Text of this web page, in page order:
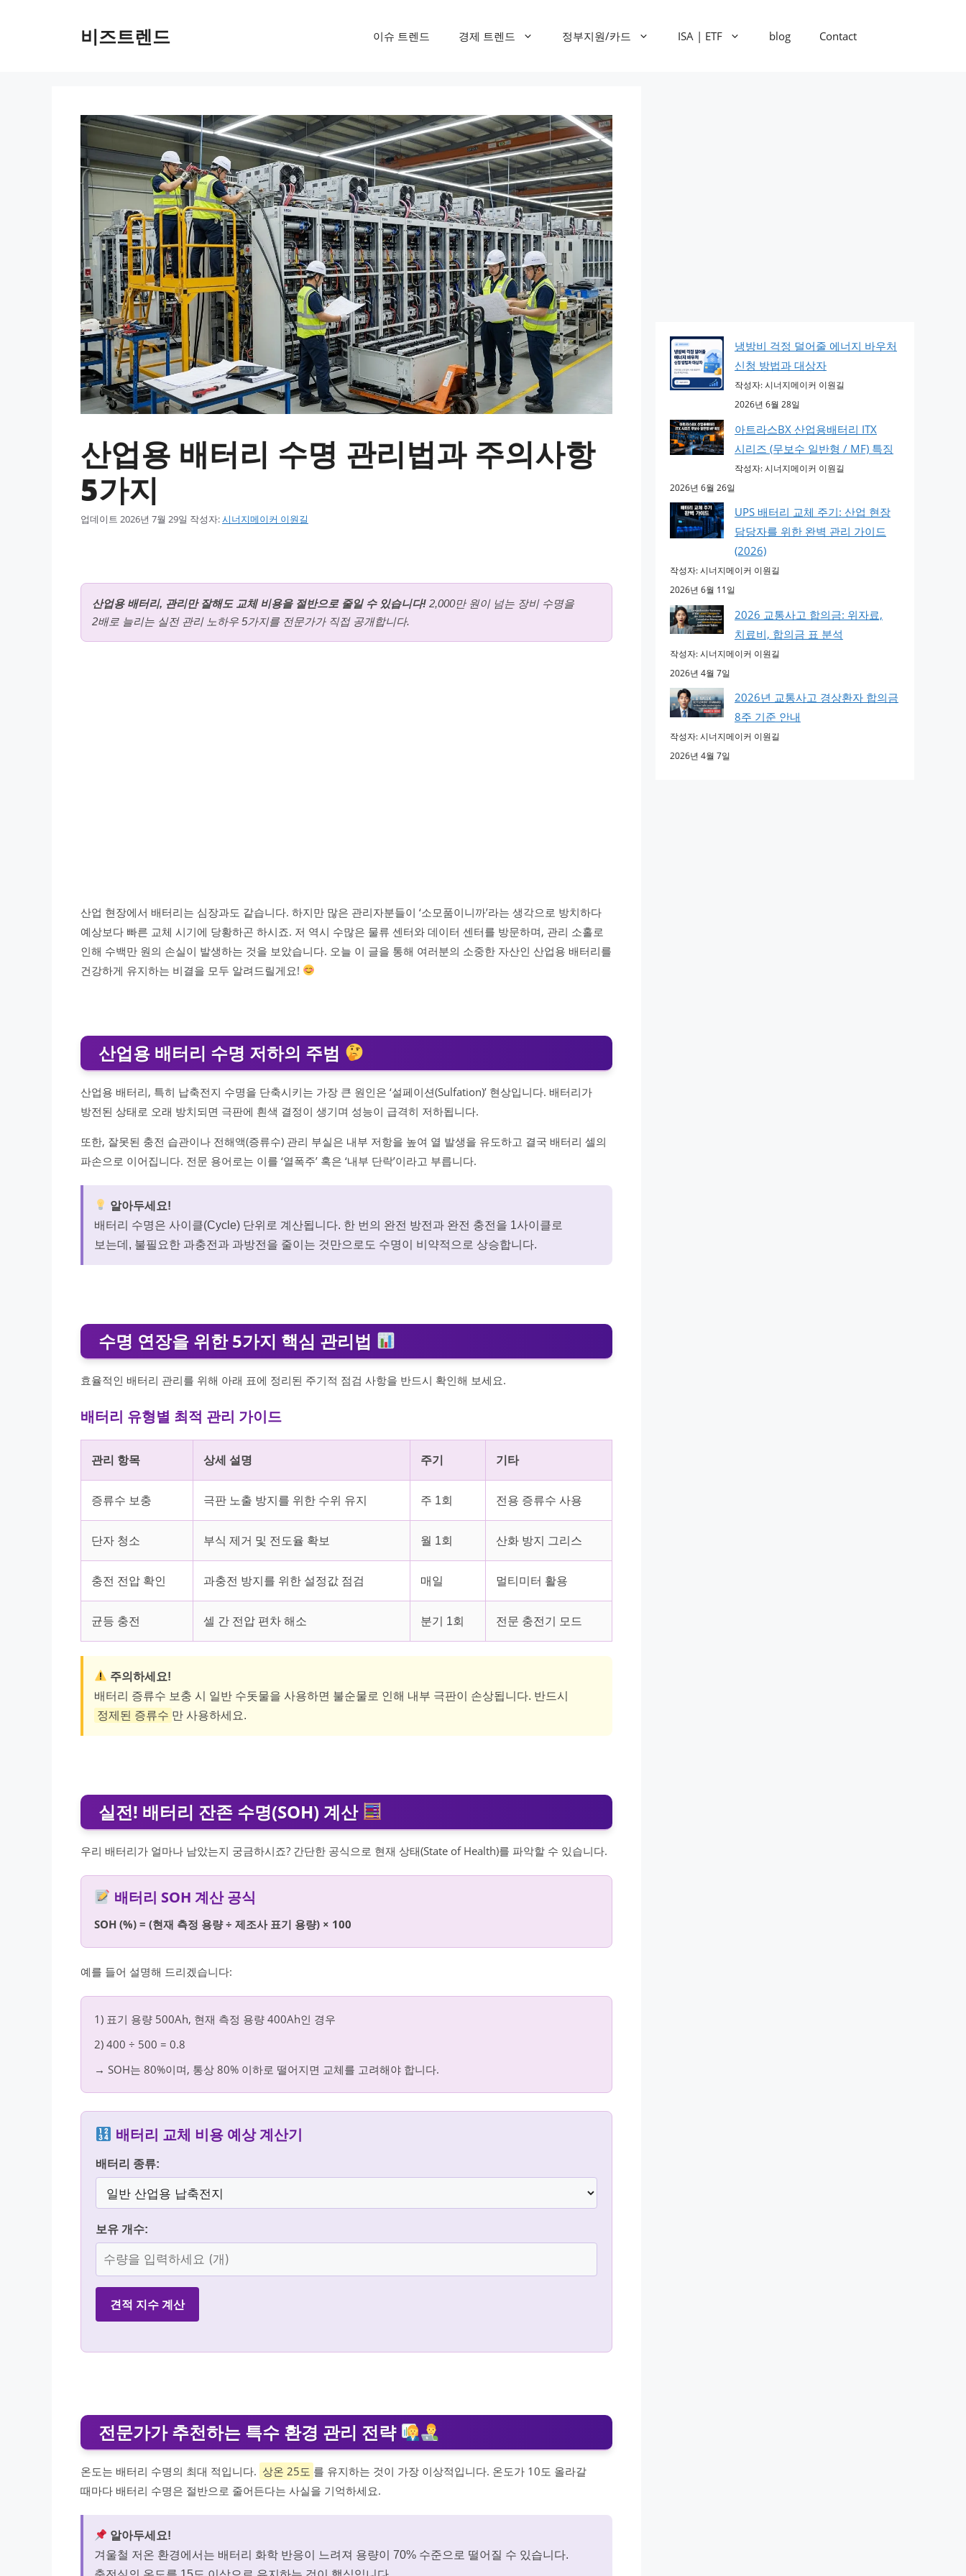
비즈트렌드 이슈 트렌드 경제 트렌드 정부지원/카드 ISA | ETF blog Contact
산업용 배터리 수명 관리법과 주의사항
5가지
업데이트 2026년 7월 29일 작성자:시너지메이커 이원길
산업용 배터리, 관리만 잘해도 교체 비용을 절반으로 줄일 수 있습니다! 2,000만 원이 넘는 장비 수명을
2배로 늘리는 실전 관리 노하우 5가지를 전문가가 직접 공개합니다.
산업 현장에서 배터리는 심장과도 같습니다. 하지만 많은 관리자분들이 ‘소모품이니까’라는 생각으로 방치하다
예상보다 빠른 교체 시기에 당황하곤 하시죠. 저 역시 수많은 물류 센터와 데이터 센터를 방문하며, 관리 소홀로
인해 수백만 원의 손실이 발생하는 것을 보았습니다. 오늘 이 글을 통해 여러분의 소중한 자산인 산업용 배터리를
건강하게 유지하는 비결을 모두 알려드릴게요!
산업용 배터리 수명 저하의 주범
산업용 배터리, 특히 납축전지 수명을 단축시키는 가장 큰 원인은 ‘설페이션(Sulfation)’ 현상입니다. 배터리가
방전된 상태로 오래 방치되면 극판에 흰색 결정이 생기며 성능이 급격히 저하됩니다.
또한, 잘못된 충전 습관이나 전해액(증류수) 관리 부실은 내부 저항을 높여 열 발생을 유도하고 결국 배터리 셀의
파손으로 이어집니다. 전문 용어로는 이를 ‘열폭주’ 혹은 ‘내부 단락’이라고 부릅니다.
알아두세요!
배터리 수명은 사이클(Cycle) 단위로 계산됩니다. 한 번의 완전 방전과 완전 충전을 1사이클로
보는데, 불필요한 과충전과 과방전을 줄이는 것만으로도 수명이 비약적으로 상승합니다.
수명 연장을 위한 5가지 핵심 관리법
효율적인 배터리 관리를 위해 아래 표에 정리된 주기적 점검 사항을 반드시 확인해 보세요.
배터리 유형별 최적 관리 가이드
관리 항목 상세 설명 주기 기타
증류수 보충 극판 노출 방지를 위한 수위 유지 주 1회 전용 증류수 사용
단자 청소 부식 제거 및 전도율 확보 월 1회 산화 방지 그리스
충전 전압 확인 과충전 방지를 위한 설정값 점검 매일 멀티미터 활용
균등 충전 셀 간 전압 편차 해소 분기 1회 전문 충전기 모드
주의하세요!
배터리 증류수 보충 시 일반 수돗물을 사용하면 불순물로 인해 내부 극판이 손상됩니다. 반드시
정제된 증류수 만 사용하세요.
실전! 배터리 잔존 수명(SOH) 계산
우리 배터리가 얼마나 남았는지 궁금하시죠? 간단한 공식으로 현재 상태(State of Health)를 파악할 수 있습니다.
배터리 SOH 계산 공식
SOH (%) = (현재 측정 용량 ÷ 제조사 표기 용량) × 100
예를 들어 설명해 드리겠습니다:
1) 표기 용량 500Ah, 현재 측정 용량 400Ah인 경우
2) 400 ÷ 500 = 0.8
→ SOH는 80%이며, 통상 80% 이하로 떨어지면 교체를 고려해야 합니다.
배터리 교체 비용 예상 계산기
배터리 종류:
보유 개수:
견적 지수 계산
전문가가 추천하는 특수 환경 관리 전략
온도는 배터리 수명의 최대 적입니다. 상온 25도 를 유지하는 것이 가장 이상적입니다. 온도가 10도 올라갈
때마다 배터리 수명은 절반으로 줄어든다는 사실을 기억하세요.
알아두세요!
겨울철 저온 환경에서는 배터리 화학 반응이 느려져 용량이 70% 수준으로 떨어질 수 있습니다.
냉방비 걱정 덜어줄 에너지 바우처
신청 방법과 대상자
작성자: 시너지메이커 이원길
2026년 6월 28일
아트라스BX 산업용배터리 ITX
시리즈 (무보수 일반형 / MF) 특징
작성자: 시너지메이커 이원길
2026년 6월 26일
UPS 배터리 교체 주기: 산업 현장
담당자를 위한 완벽 관리 가이드
(2026)
작성자: 시너지메이커 이원길
2026년 6월 11일
2026 교통사고 합의금: 위자료,
치료비, 합의금 표 분석
작성자: 시너지메이커 이원길
2026년 4월 7일
2026년 교통사고 경상환자 합의금
8주 기준 안내
작성자: 시너지메이커 이원길
2026년 4월 7일